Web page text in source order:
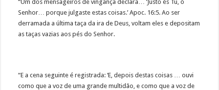
“Um dos mensageiros de vingança declara… ‘Justo és Tu, ó
Senhor… porque julgaste estas coisas.’ Apoc. 16:5. Ao ser
derramada a última taça da ira de Deus, voltam eles e depositam
as taças vazias aos pés do Senhor.
“E a cena seguinte é registrada: ‘E, depois destas coisas … ouvi
como que a voz de uma grande multidão, e como que a voz de